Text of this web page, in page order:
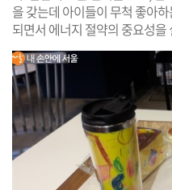
을 갖는데 아이들이 무척 좋아
되면서 에너지 절약의 중요성